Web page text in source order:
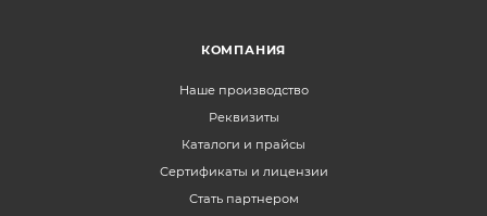
КОМПАНИЯ
Наше производство
Реквизиты
Каталоги и прайсы
Сертификаты и лицензии
Стать партнером